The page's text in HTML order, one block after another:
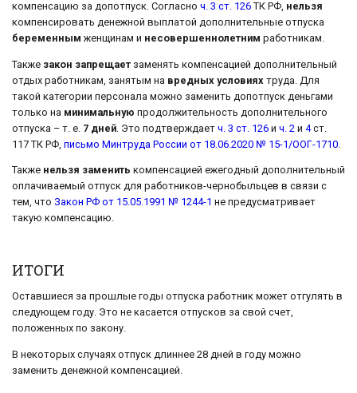
компенсацию за допотпуск. Согласно ч. 3 ст. 126 ТК РФ, нельзя
компенсировать денежной выплатой дополнительные отпуска
беременным женщинам и несовершеннолетним работникам.
Также закон запрещает заменять компенсацией дополнительный
отдых работникам, занятым на вредных условиях труда. Для
такой категории персонала можно заменить допотпуск деньгами
только на минимальную продолжительность дополнительного
отпуска – т. е. 7 дней . Это подтверждает ч. 3 ст. 126 и ч. 2 и 4ст.
117 ТК РФ, письмо Минтруда России от 18.06.2020 № 15-1/ООГ-1710
Также нельзя заменить компенсацией ежегодный дополнительный
оплачиваемый отпуск для работников-чернобыльцев в связи с
тем, что Закон РФ от 15.05.1991 № 1244-1 не предусматривает
такую компенсацию.
ИТОГИ
Оставшиеся за прошлые годы отпуска работник может отгулять в
следующем году. Это не касается отпусков за свой счет,
положенных по закону.
В некоторых случаях отпуск длиннее 28 дней в году можно
заменить денежной компенсацией.